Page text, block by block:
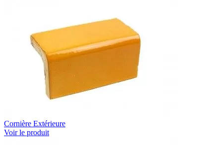
Cornière Extérieure
Voir le produit